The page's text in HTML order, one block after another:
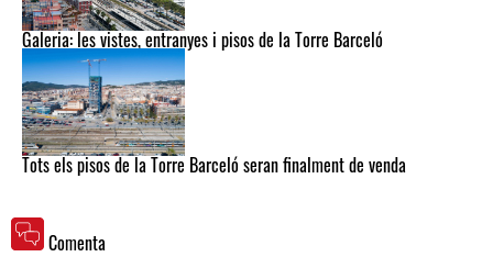
Galeria: les vistes, entranyes i pisos de la Torre Barceló
Tots els pisos de la Torre Barceló seran finalment de venda
Comenta